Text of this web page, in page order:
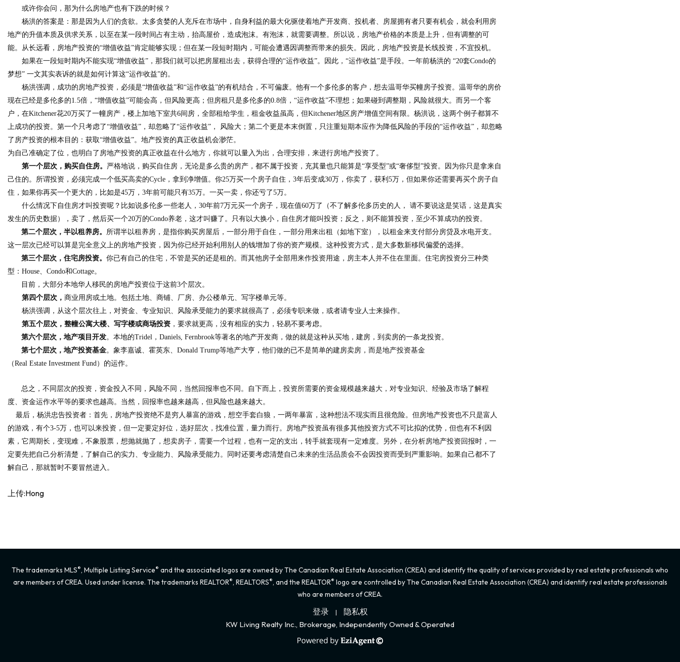
或许你会问，那为什么房地产也有下跌的时候？
杨洪的答案是：那是因为人们的贪欲。太多贪婪的人充斥在市场中，自身利益的最大化驱使着地产开发商、投机者、房屋拥有者只要有机会，就会利用房
地产的升值本质及供求关系，以至在某一段时间占有主动，抬高屋价，造成泡沫。有泡沫，就需要调整。所以说，房地产价格的本质是上升，但有调整的可
能。从长远看，房地产投资的“增值收益”肯定能够实现；但在某一段短时期内，可能会遭遇因调整而带来的损失。因此，房地产投资是长线投资，不宜投机。
如果在一段短时期内不能实现“增值收益”，那我们就可以把房屋租出去，获得合理的“运作收益”。因此，“运作收益”是手段。一年前杨洪的 “20套Condo的
梦想” 一文其实表诉的就是如何计算这“运作收益”的。
杨洪强调，成功的房地产投资，必须是“增值收益”和“运作收益”的有机结合，不可偏废。他有一个多伦多的客户，想去温哥华买幢房子投资。温哥华的房价
现在已经是多伦多的1.5倍，“增值收益”可能会高，但风险更高；但房租只是多伦多的0.8倍，“运作收益”不理想；如果碰到调整期，风险就很大。而另一个客
户，在Kitchener花20万买了一幢房产，楼上加地下室共6间房，全部租给学生，租金收益虽高，但Kitchener地区房产增值空间有限。杨洪说，这两个例子都算不
上成功的投资。第一个只考虑了“增值收益”，却忽略了“运作收益”， 风险大；第二个更是本末倒置，只注重短期本应作为降低风险的手段的“运作收益”，却忽略
了房产投资的根本目的：获取“增值收益”。地产投资的真正收益机会渺茫。
为自己准确定了位，也明白了房地产投资的真正收益在什么地方，你就可以量入为出，合理安排，来进行房地产投资了。
第一个层次，购买自住房。 严格地说，购买自住房，无论是多么贵的房产，都不属于投资，充其量也只能算是“享受型”或“奢侈型”投资。因为你只是拿来自
己住的。所谓投资，必须完成一个低买高卖的Cycle ，拿到净增值。你25万买一个房子自住， 3年后变成30万，你卖了，获利 5万，但如果你还需要再买个房子自
住，如果你再买一个更大的，比如是45万， 3年前可能只有35万。一买一卖，你还亏了5万。
什么情况下自住房才叫投资呢？比如说多伦多一些老人， 30年前7万元买一个房子，现在值60万了（不了解多伦多历史的人， 请不要说这是笑话，这是真实
发生的历史数据），卖了，然后买一个20万的Condo养老，这才叫赚了。只有以大换小，自住房才能叫投资；反之，则不能算投资，至少不算成功的投资。
第二个层次，半以租养房。 所谓半以租养房，是指你购买房屋后，一部分用于自住，一部分用来出租（如地下室），以租金来支付部分房贷及水电开支。
这一层次已经可以算是完全意义上的房地产投资，因为你已经开始利用别人的钱增加了你的资产规模。这种投资方式，是大多数新移民偏爱的选择。
第三个层次，住宅房投资。你已有自己的住宅，不管是买的还是租的。而其他房子全部用来作投资用途，房主本人并不住在里面。住宅房投资分三种类
型： House、 Condo和Cottage。
目前， 大部分本地华人移民的房地产投资位于这前3个层次。
第四个层次， 商业用房或土地。包括土地、商铺、厂房、办公楼单元、写字楼单元等。
杨洪强调，从这个层次往上，对资金、专业知识、风险承受能力的要求就很高了，必须专职来做，或者请专业人士来操作。
第五个层次，整幢公寓大楼、写字楼或商场投资 ，要求就更高，没有相应的实力，轻易不要考虑。
第六个层次，地产项目开发。本地的Tridel ，Daniels, Fernbrook等著名的地产开发商，做的就是这种从买地，建房，到卖房的一条龙投资。
第七个层次，地产投资基金。象李嘉诚、霍英东、Donald Trump等地产大亨，他们做的已不是简单的建房卖房，而是地产投资基金
（Real Estate Investment Fund）的运作。
总之，不同层次的投资，资金投入不同，风险不同，当然回报率也不同。自下而上，投资所需要的资金规模越来越大，对专业知识、经验及市场了解程
度、 资金运作水平等的要求也越高。 当然， 回报率也越来越高，但风险也越来越大。
最后，杨洪忠告投资者：首先，房地产投资绝不是穷人暴富的游戏，想空手套白狼，一两年暴富，这种想法不现实而且很危险。但房地产投资也不只是富人
的游戏，有个3-5万，也可以来投资，但一定要定好位，选好层次，找准位置，量力而行。房地产投资虽有很多其他投资方式不可比拟的优势，但也有不利因
素，它周期长，变现难，不象股票，想抛就抛了，想卖房子，需要一个过程，也有一定的支出，转手就套现有一定难度。另外，在分析房地产投资回报时，一
定要先把自己分析清楚，了解自己的实力、专业能力、风险承受能力。同时还要考虑清楚自己未来的生活品质会不会因投资而受到严重影响。如果自己都不了
解自己，那就暂时不要冒然进入。
上传:Hong
The trademarks MLS®, Multiple Listing Service® and the associated logos are owned by The Canadian Real Estate Association (CREA) and identify the quality of services provided by real estate professionals who
are members of CREA. Used under license. The trademarks REALTOR®, REALTORS®, and the REALTOR® logo are controlled by The Canadian Real Estate Association (CREA) and identify real estate professionals
who are members of CREA.
登录 | 隐私权
KW Living Realty Inc., Brokerage, Independently Owned & Operated